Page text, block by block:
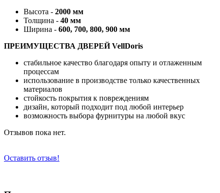
Высота - 2000 мм
Толщина - 40 мм
Ширина - 600, 700, 800, 900 мм
ПРЕИМУЩЕСТВА ДВЕРЕЙ VellDoris
стабильное качество благодаря опыту и отлаженным
процессам
использование в производстве только качественных
материалов
стойкость покрытия к повреждениям
дизайн, который подходит под любой интерьер
возможность выбора фурнитуры на любой вкус
Отзывов пока нет.
Оставить отзыв!